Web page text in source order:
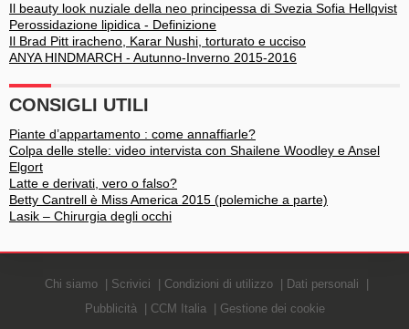
Il beauty look nuziale della neo principessa di Svezia Sofia Hellqvist
Perossidazione lipidica - Definizione
Il Brad Pitt iracheno, Karar Nushi, torturato e ucciso
ANYA HINDMARCH - Autunno-Inverno 2015-2016
CONSIGLI UTILI
Piante d’appartamento : come annaffiarle?
Colpa delle stelle: video intervista con Shailene Woodley e Ansel
Elgort
Latte e derivati, vero o falso?
Betty Cantrell è Miss America 2015 (polemiche a parte)
Lasik – Chirurgia degli occhi
Chi siamo Scrivici Condizioni di utilizzo
Dati personali
Pubblicità
CCM Italia Gestione dei cookie